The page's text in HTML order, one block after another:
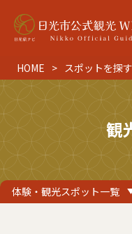
HOME スポットを探す
観
体験・観光スポット一覧